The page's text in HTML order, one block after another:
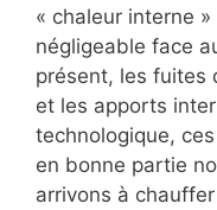
« chaleur interne
négligeable face
présent, les fuites
et les apports
technologique,
en bonne partie
arrivons à